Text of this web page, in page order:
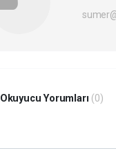
Okuyucu Yorumları (0)